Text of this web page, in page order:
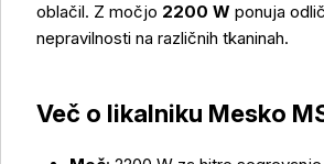
oblačil. Z močjo 2200 W ponuja
nepravilnosti na različnih tkaninah.
Več o likalniku Mesko